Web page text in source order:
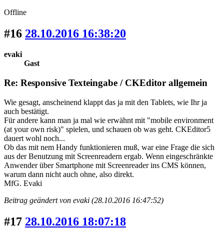
Offline
#16 28.10.2016 16:38:20
evaki
Gast
Re: Responsive Texteingabe / CKEditor allgemein
Wie gesagt, anscheinend klappt das ja mit den Tablets, wie Ihr ja
auch bestätigt.
Für andere kann man ja mal wie erwähnt mit "mobile environment
(at your own risk)" spielen, und schauen ob was geht. CKEditor5
dauert wohl noch...
Ob das mit nem Handy funktionieren muß, war eine Frage die sich
aus der Benutzung mit Screenreadern ergab. Wenn eingeschränkte
Anwender über Smartphone mit Screenreader ins CMS können,
warum dann nicht auch ohne, also direkt.
MfG. Evaki
Beitrag geändert von evaki (28.10.2016 16:47:52)
#17 28.10.2016 18:07:18